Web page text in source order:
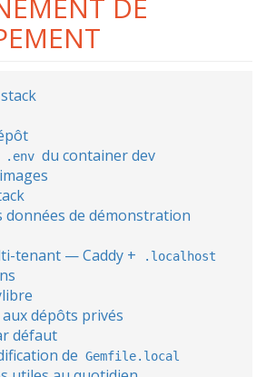
DE
.env du container dev
données de démonstration
tenant — Caddy +
.localhost
aux dépôts privés
défaut
de Gemfile.local